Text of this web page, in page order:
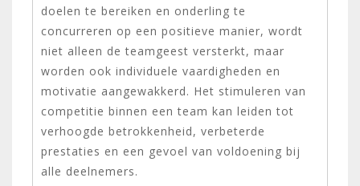
doelen te bereiken en onderling te
concurreren op een positieve manier, wordt
niet alleen de teamgeest versterkt, maar
worden ook individuele vaardigheden en
motivatie aangewakkerd. Het stimuleren van
competitie binnen een team kan leiden tot
verhoogde betrokkenheid, verbeterde
prestaties en een gevoel van voldoening bij
alle deelnemers.